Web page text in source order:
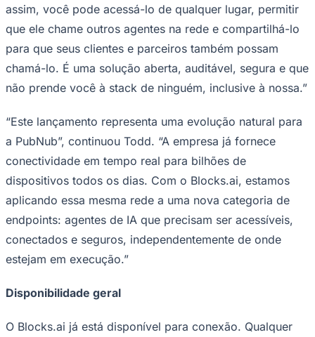
São Paulo
assim, você pode acessá-lo de qualquer lugar, permitir
que ele chame outros agentes na rede e compartilhá-lo
para que seus clientes e parceiros também possam
chamá-lo. É uma solução aberta, auditável, segura e que
não prende você à stack de ninguém, inclusive à nossa.”
“Este lançamento representa uma evolução natural para
a PubNub”, continuou Todd. “A empresa já fornece
conectividade em tempo real para bilhões de
dispositivos todos os dias. Com o Blocks.ai, estamos
aplicando essa mesma rede a uma nova categoria de
endpoints: agentes de IA que precisam ser acessíveis,
conectados e seguros, independentemente de onde
estejam em execução.”
Disponibilidade geral
O Blocks.ai já está disponível para conexão. Qualquer